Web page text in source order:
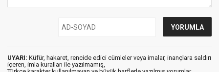
UYARI: Küfür, hakaret, rencide edici cümleler veya imalar, inançlara saldırı
içeren, imla kuralları ile yazılmamış,